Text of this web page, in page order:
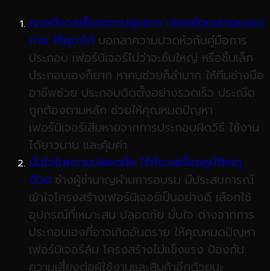
หมดกังวลเรื่องความยุ่งยาก ประหยัดเวลาและแรง
กาย ให้คุณได้ บอกลาความปวดหัวกับคู่มือการ
ประกอบ เฟอร์นิเจอร์ไม่ว่าจะชิ้นใหญ่ หรือชิ้นเล็ก
ประกอบเองก็ยาก หาคนช่วยก็ลำบาก ให้ทีมช่างมือ
อาชีพช่วย ประกอบติดตั้งอย่างรวดเร็ว ประณีต
ถูกต้องตามหลัก ช่วยให้คุณหมดปัญหา
เฟอร์นิเจอร์เสียหายจากการประกอบผิดวิธี ใช้งาน
ได้ยาวนาน และคุ้มค่า
มั่นใจในความปลอดภัย ไร้กังวลเรื่องอุบัติเหตุ
ด้วย ช่างผู้ชำนาญผ่านการอบรม มีประสบการณ์
เข้าใจโครงสร้างเฟอร์นิเจอร์เป็นอย่างดี เลือกใช้
อุปกรณ์ที่เหมาะสม ปลอดภัย มั่นใจ ต่างจากการ
ประกอบเองที่อาจเกิดอันตราย ให้คุณหมดปัญหา
เฟอร์นิเจอร์ล้ม โครงสร้างไม่แข็งแรง ป้องกัน
ความเสี่ยงต่อผู้ใช้งานเเละสินค้าอีกด้วยนะ